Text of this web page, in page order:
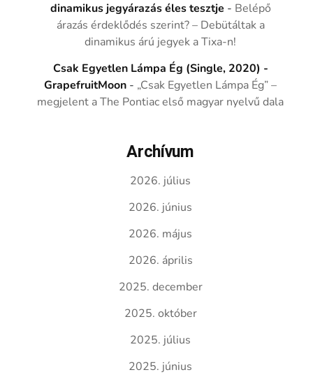
dinamikus jegyárazás éles tesztje - Belépő
árazás érdeklődés szerint? – Debütáltak a
dinamikus árú jegyek a Tixa-n!
Csak Egyetlen Lámpa Ég (Single, 2020) -
GrapefruitMoon - „Csak Egyetlen Lámpa Ég” –
megjelent a The Pontiac első magyar nyelvű dala
Archívum
2026. július
2026. június
2026. május
2026. április
2025. december
2025. október
2025. július
2025. június